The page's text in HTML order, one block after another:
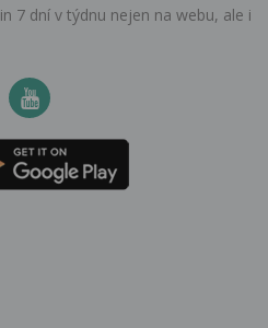
7 dní v týdnu nejen na webu, ale i